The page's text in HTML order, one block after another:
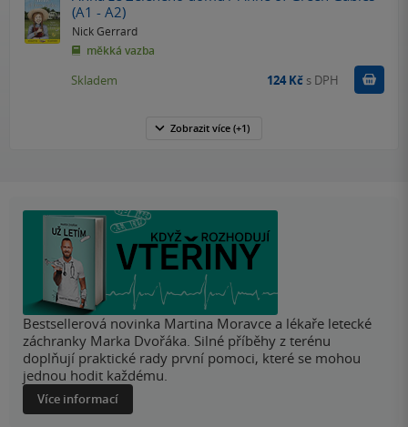
(A1 - A2)
Nick Gerrard
měkká vazba
Skladem 124 Kč s DPH
Zobrazit více (+1)
Bestsellerová novinka Martina Moravce a lékaře letecké
záchranky Marka Dvořáka. Silné příběhy z terénu
doplňují praktické rady první pomoci, které se mohou
jednou hodit každému.
Více informací